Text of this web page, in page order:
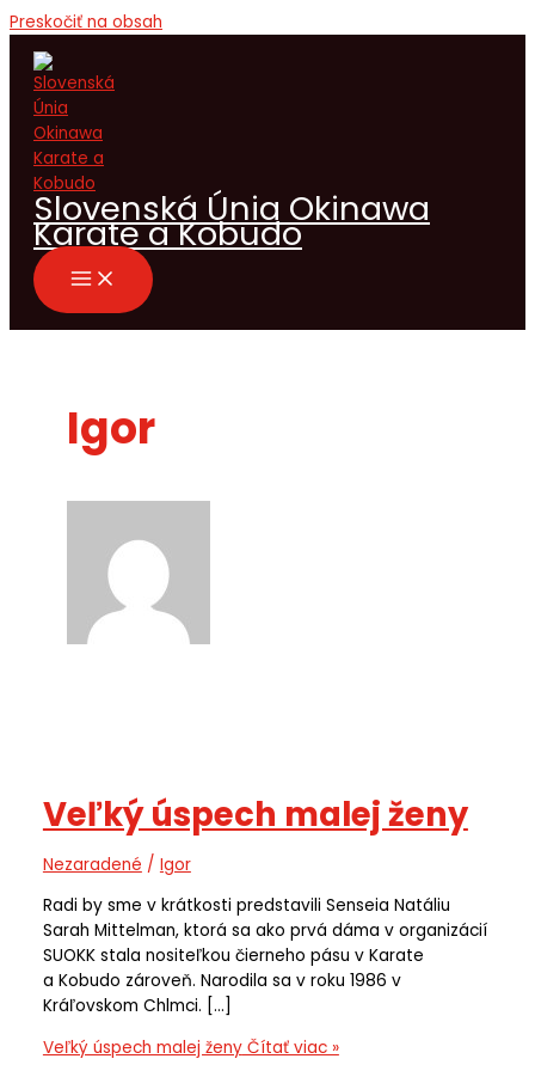
Preskočiť na obsah
Slovenská Únia Okinawa
Karate a Kobudo
Igor
Veľký úspech malej ženy
Nezaradené / Igor
Radi by sme v krátkosti predstavili Senseia Natáliu
Sarah Mittelman, ktorá sa ako prvá dáma v organizácií
SUOKK stala nositeľkou čierneho pásu v Karate
a Kobudo zároveň. Narodila sa v roku 1986 v
Kráľovskom Chlmci. […]
Veľký úspech malej ženyČítať viac »